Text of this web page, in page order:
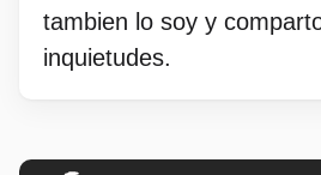
tambien lo soy y
inquietudes.